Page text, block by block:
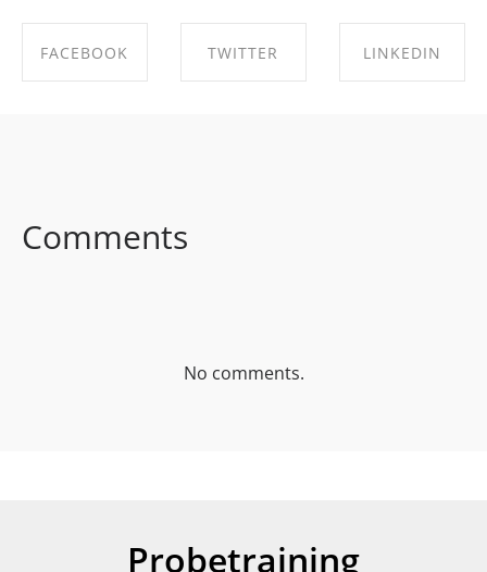
FACEBOOK TWITTER LINKEDIN
Comments
No comments.
Probetraining